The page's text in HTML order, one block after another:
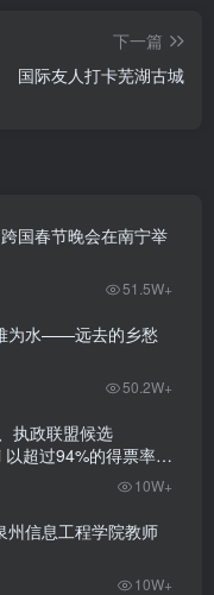
下一篇
国际友人打卡芜湖古城
跨国春节晚会在南宁举
51.5W+
为水——远去的乡愁
50.2W+
执政联盟候选
超过94%的得票率当
10W+
州信息工程学院教师
10W+